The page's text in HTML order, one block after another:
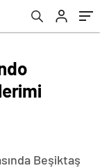
Beşiktaş